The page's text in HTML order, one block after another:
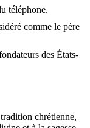
téléphone.
comme le père
des États-
chrétienne,